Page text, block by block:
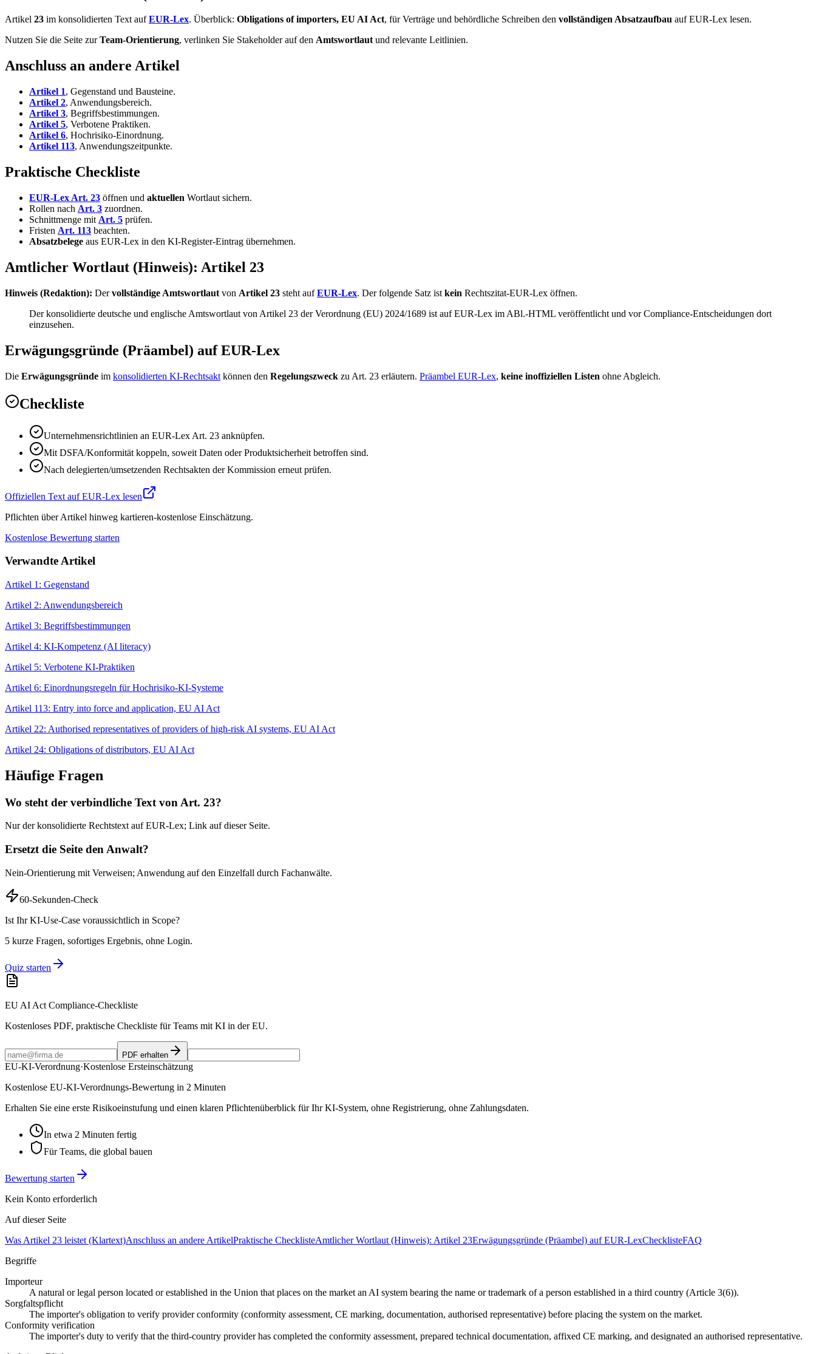
Artikel 23 im konsolidierten Text aufEUR-Lex. Überblick: Obligations of importers, EU AI Act, für Verträge und behördliche Schreiben den vollständigen Absatzaufbau auf EUR-Lex lesen.
Nutzen Sie die Seite zurTeam-Orientierung, verlinken Sie Stakeholder auf den Amtswortlautund relevante Leitlinien.
Anschluss an andere Artikel
Artikel 1, Gegenstand und Bausteine.
Artikel 2, Anwendungsbereich.
Artikel 3, Begriffsbestimmungen.
Artikel 5, Verbotene Praktiken.
Artikel 6, Hochrisiko-Einordnung.
Artikel 113, Anwendungszeitpunkte.
Praktische Checkliste
EUR-Lex Art. 23 öffnen und aktuellen Wortlaut sichern.
Rollen nach Art. 3 zuordnen.
Schnittmenge mit Art. 5 prüfen.
Fristen Art. 113 beachten.
Absatzbelege aus EUR-Lex in den KI-Register-Eintrag übernehmen.
Amtlicher Wortlaut (Hinweis): Artikel 23
Hinweis (Redaktion): Dervollständige Amtswortlaut von Artikel 23 steht aufEUR-Lex. Der folgende Satz ist kein Rechtszitat-EUR-Lex öffnen.
Der konsolidierte deutsche und englische Amtswortlaut von Artikel 23 der Verordnung (EU) 2024/1689 ist auf EUR-Lex im ABl.-HTML veröffentlicht und vor Compliance-Entscheidungen dort
einzusehen.
Erwägungsgründe (Präambel) auf EUR-Lex
Die Erwägungsgründe im konsolidierten KI-Rechtsakt können den Regelungszweck zu Art. 23 erläutern. Präambel EUR-Lex, keine inoffiziellen Listen ohne Abgleich.
Checkliste
Unternehmensrichtlinien an EUR-Lex Art. 23 anknüpfen.
Mit DSFA/Konformität koppeln, soweit Daten oder Produktsicherheit betroffen sind.
Nach delegierten/umsetzenden Rechtsakten der Kommission erneut prüfen.
Offiziellen Text auf EUR-Lex lesen
Pflichten über Artikel hinweg kartieren-kostenlose Einschätzung.
Kostenlose Bewertung starten
Verwandte Artikel
Artikel 1: Gegenstand
Artikel 2: Anwendungsbereich
Artikel 3: Begriffsbestimmungen
Artikel 4: KI-Kompetenz (AI literacy)
Artikel 5: Verbotene KI-Praktiken
Artikel 6: Einordnungsregeln für Hochrisiko-KI-Systeme
Artikel 113: Entry into force and application, EU AI Act
Artikel 22: Authorised representatives of providers of high-risk AI systems, EU AI Act
Artikel 24: Obligations of distributors, EU AI Act
Häufige Fragen
Wo steht der verbindliche Text von Art. 23?
Nur der konsolidierte Rechtstext auf EUR-Lex; Link auf dieser Seite.
Ersetzt die Seite den Anwalt?
Nein-Orientierung mit Verweisen; Anwendung auf den Einzelfall durch Fachanwälte.
60-Sekunden-Check
Ist Ihr KI-Use-Case voraussichtlich in Scope?
5 kurze Fragen, sofortiges Ergebnis, ohne Login.
Quiz starten
EU AI Act Compliance-Checkliste
Kostenloses PDF, praktische Checkliste für Teams mit KI in der EU.
PDF erhalten
EU-KI-Verordnung·Kostenlose Ersteinschätzung
Kostenlose EU-KI-Verordnungs-Bewertung in 2 Minuten
Erhalten Sie eine erste Risikoeinstufung und einen klaren Pflichtenüberblick für Ihr KI-System, ohne Registrierung, ohne Zahlungsdaten.
In etwa 2 Minuten fertig
Für Teams, die global bauen
Bewertung starten
Kein Konto erforderlich
Auf dieser Seite
Was Artikel 23 leistet (Klartext)Anschluss an andere ArtikelPraktische ChecklisteAmtlicher Wortlaut (Hinweis): Artikel 23Erwägungsgründe (Präambel) auf EUR-LexChecklisteFAQ
Begriffe
Importeur
A natural or legal person located or established in the Union that places on the market an AI system bearing the name or trademark of a person established in a third country (Article 3(6)).
Sorgfaltspflicht
The importer's obligation to verify provider conformity (conformity assessment, CE marking, documentation, authorised representative) before placing the system on the market.
Conformity verification
The importer's duty to verify that the third-country provider has completed the conformity assessment, prepared technical documentation, affixed CE marking, and designated an authorised representative.